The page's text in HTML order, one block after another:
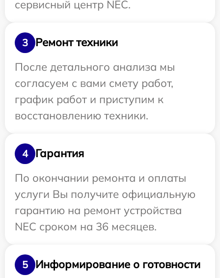
сервисный центр NEC.
3
Ремонт техники
После детального анализа мы
согласуем с вами смету работ,
график работ и приступим к
восстановлению техники.
4
Гарантия
По окончании ремонта и оплаты
услуги Вы получите официальную
гарантию на ремонт устройства
NEC сроком на 36 месяцев.
5
Информирование о готовности